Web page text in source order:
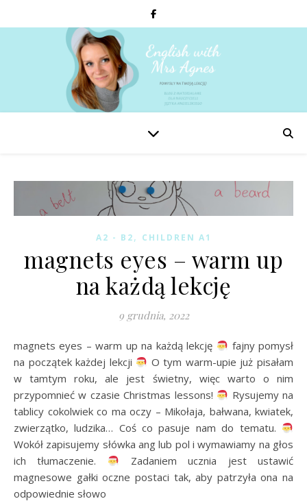
A2 - B2, CHILDREN A1
magnets eyes – warm up
na każdą lekcję
9 grudnia, 2022
magnets eyes – warm up na każdą lekcję
fajny pomysł
na początek każdej lekcji
O tym warm-upie już pisałam
w tamtym roku, ale jest świetny, więc warto o nim
przypomnieć w czasie Christmas lessons!
Rysujemy na
tablicy cokolwiek co ma oczy – Mikołaja, bałwana, kwiatek,
zwierzątko, ludzika… Coś co pasuje nam do tematu.
Wokół zapisujemy słówka ang lub pol i wymawiamy na głos
ich tłumaczenie.
Zadaniem ucznia jest ustawić
magnesowe gałki oczne postaci tak, aby patrzyła ona na
odpowiednie słowo